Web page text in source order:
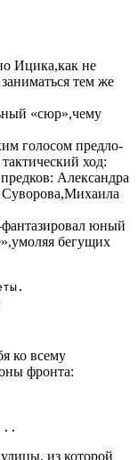
Ицика,как не
тем же
«сюр»,чему
голосом предло-
ход:
Александра
юный
бегущих
ко всему
фронта:
из которой